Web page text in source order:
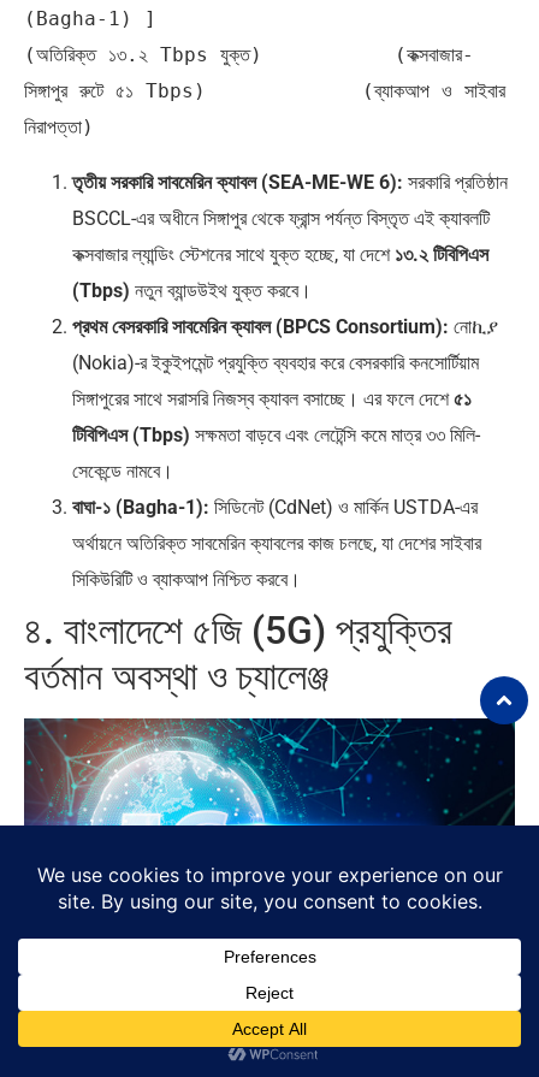
(Bagha-1) ]
(অতিরিক্ত ১৩.২ Tbps যুক্ত)           (কক্সবাজার-
সিঙ্গাপুর রুটে ৫১ Tbps)             (ব্যাকআপ ও সাইবার
তৃতীয় সরকারি সাবমেরিন ক্যাবল (SEA-ME-WE 6): সরকারি প্রতিষ্ঠান
BSCCL-এর অধীনে সিঙ্গাপুর থেকে ফ্রান্স পর্যন্ত বিস্তৃত এই ক্যাবলটি
কক্সবাজার ল্যান্ডিং স্টেশনের সাথে যুক্ত হচ্ছে, যা দেশে ১৩.২ টিবিপিএস
(Tbps) নতুন ব্যান্ডউইথ যুক্ত করবে।
প্রথম বেসরকারি সাবমেরিন ক্যাবল (BPCS Consortium): নোኪያ
(Nokia)-র ইকুইপমেন্ট প্রযুক্তি ব্যবহার করে বেসরকারি কনসোর্টিয়াম
সিঙ্গাপুরের সাথে সরাসরি নিজস্ব ক্যাবল বসাচ্ছে। এর ফলে দেশে৫১
টিবিপিএস (Tbps) সক্ষমতা বাড়বে এবং লেটেন্সি কমে মাত্র ৩৩ মিলি-
সেকেন্ডে নামবে।
বাঘা-১ (Bagha-1): সিডিনেট (CdNet) ও মার্কিন USTDA-এর
অর্থায়নে অতিরিক্ত সাবমেরিন ক্যাবলের কাজ চলছে, যা দেশের সাইবার
সিকিউরিটি ও ব্যাকআপ নিশ্চিত করবে।
৪. বাংলাদেশে ৫জি (5G) প্রযুক্তির
বর্তমান অবস্থা ও চ্যালেঞ্জ
বাংলাদেশে শহর ও শিল্পাঞ্চলগুলোতে ৫জি নেটওয়ার্ক সম্প্রসারণের কাজ এগিয়ে
চলেছে: